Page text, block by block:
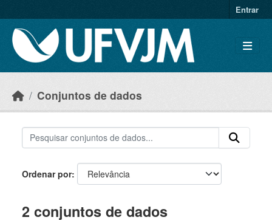
Entrar
Conjuntos de dados
Ordenar por
2 conjuntos de dados